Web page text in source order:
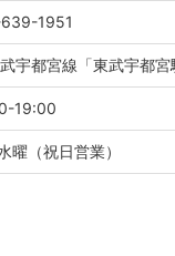
1951
宇都宮線「東武宇都
19:00
曜（祝日営業）